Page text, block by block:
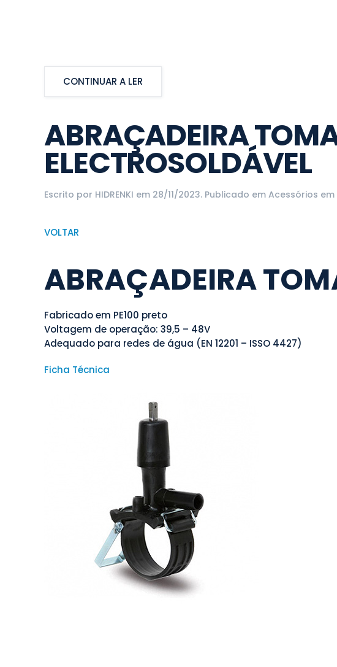
CONTINUAR A LER
ABRAÇADEIRA
ELECTROSOLDÁVEL
Escrito por HIDRENKI em 28/11/2023. Publicado em Acessórios em
VOLTAR
ABRAÇADEIRA
Fabricado em PE100 preto
Voltagem de operação: 39,5 – 48V
Adequado para redes de água (EN 12201 – ISSO 4427)
Ficha Técnica